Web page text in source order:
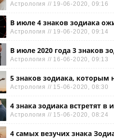
Астрология // 19-06-2020, 09:16
В июле 4 знаков зодиака
Астрология // 19-06-2020, 09:14
В июле 2020 года 3 знаков
Астрология // 16-06-2020, 09:13
5 знаков зодиака, которым
Астрология // 15-06-2020, 08:30
4 знака зодиака встретят
Астрология // 15-06-2020, 08:24
4 самых везучих знака